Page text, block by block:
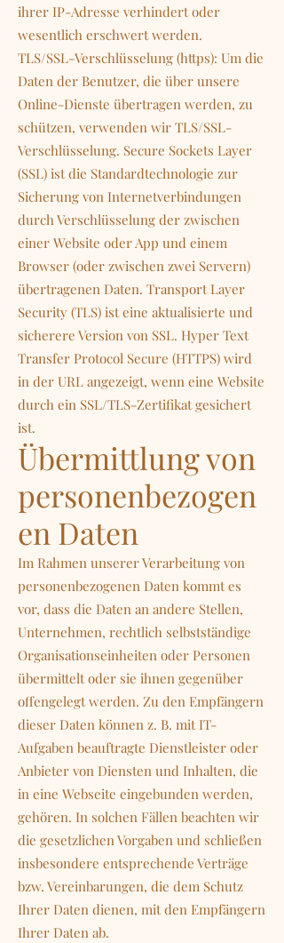
ihrer IP-Adresse verhindert oder
wesentlich erschwert werden.
TLS/SSL-Verschlüsselung (https): Um die
Daten der Benutzer, die über unsere
Online-Dienste übertragen werden, zu
schützen, verwenden wir TLS/SSL-
Verschlüsselung. Secure Sockets Layer
(SSL) ist die Standardtechnologie zur
Sicherung von Internetverbindungen
durch Verschlüsselung der zwischen
einer Website oder App und einem
Browser (oder zwischen zwei Servern)
übertragenen Daten. Transport Layer
Security (TLS) ist eine aktualisierte und
sicherere Version von SSL. Hyper Text
Transfer Protocol Secure (HTTPS) wird
in der URL angezeigt, wenn eine Website
durch ein SSL/TLS-Zertifikat gesichert
ist.
Übermittlung von
personenbezogen
en Daten
Im Rahmen unserer Verarbeitung von
personenbezogenen Daten kommt es
vor, dass die Daten an andere Stellen,
Unternehmen, rechtlich selbstständige
Organisationseinheiten oder Personen
übermittelt oder sie ihnen gegenüber
offengelegt werden. Zu den Empfängern
dieser Daten können z. B. mit IT-
Aufgaben beauftragte Dienstleister oder
Anbieter von Diensten und Inhalten, die
in eine Webseite eingebunden werden,
gehören. In solchen Fällen beachten wir
die gesetzlichen Vorgaben und schließen
insbesondere entsprechende Verträge
bzw. Vereinbarungen, die dem Schutz
Ihrer Daten dienen, mit den Empfängern
Ihrer Daten ab.